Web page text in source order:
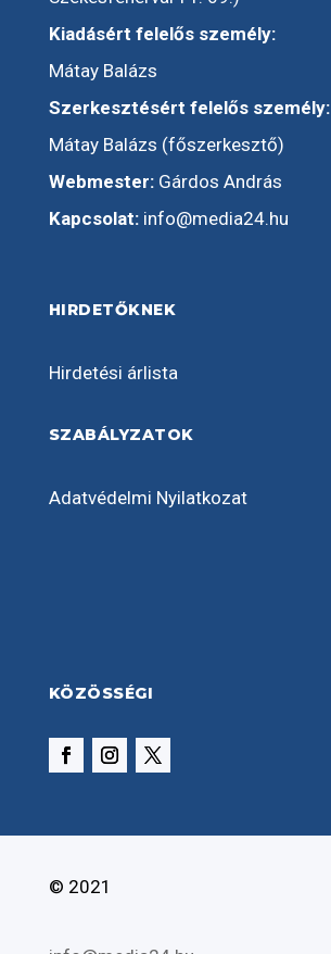
Kiadásért felelős személy:
Mátay Balázs
Szerkesztésért felelős személy:
Mátay Balázs (főszerkesztő)
Webmester:Gárdos András
Kapcsolat: info@media24.hu
HIRDETŐKNEK
Hirdetési árlista
SZABÁLYZATOK
Adatvédelmi Nyilatkozat
KÖZÖSSÉGI
© 2021